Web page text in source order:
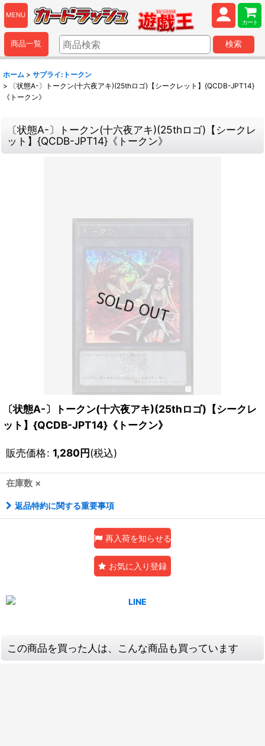
MENU
カート
商品一覧 検索
ホーム > サプライ:トークン
>
〔状態A-〕トークン(十六夜アキ)(25thロゴ)【シークレット】{QCDB-JPT14}
《トークン》
〔状態A-〕トークン(十六夜アキ)(25thロゴ)【シークレ
ット】{QCDB-JPT14}《トークン》
〔状態A-〕トークン(十六夜アキ)(25thロゴ)【シークレ
ット】{QCDB-JPT14}《トークン》
販売価格: 1,280円(税込)
在庫数 ×
返品特約に関する重要事項
再入荷を知らせる
お気に入り登録
この商品を買った人は、こんな商品も買っています